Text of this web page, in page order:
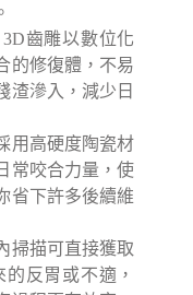
齒雕以數位化
的修復體，不易
渣滲入，減少日
用高硬度陶瓷材
常咬合力量，使
省下許多後續維
掃描可直接獲取
反胃或不適，